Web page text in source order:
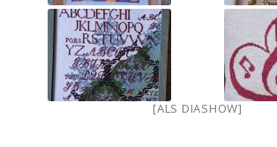
[ALS DIASHOW]